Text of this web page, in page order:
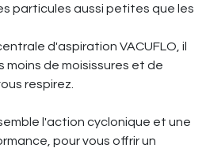
particules aussi petites que les
d'aspiration VACUFLO, il
de moisissures et de
respirez.
l'action cyclonique et une
pour vous offrir un